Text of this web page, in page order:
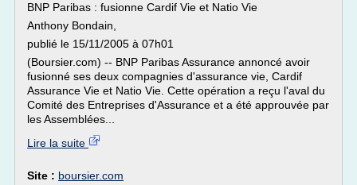
BNP Paribas : fusionne Cardif Vie et Natio Vie
Anthony Bondain,
publié le 15/11/2005 à 07h01
(Boursier.com) -- BNP Paribas Assurance annoncé avoir
fusionné ses deux compagnies d'assurance vie, Cardif
Assurance Vie et Natio Vie. Cette opération a reçu l'aval du
Comité des Entreprises d'Assurance et a été approuvée par
les Assemblées...
Lire la suite
Site : boursier.com